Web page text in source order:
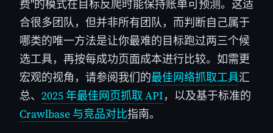
费"的模式在目标反爬时能保持账单可预测。这适
合很多团队，但并非所有团队，而判断自己属于
哪类的唯一方法是让你最难的目标跑过两三个候
选工具，再按每成功页面成本进行比较。如需更
宏观的视角，请参阅我们的最佳网络抓取工具汇
总、 2025 年最佳网页抓取 API，以及基于标准的
Crawlbase 与竞品对比指南。